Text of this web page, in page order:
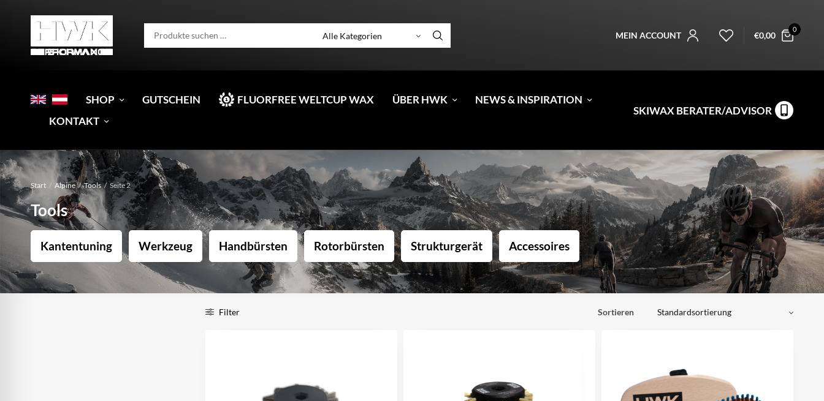
MEIN ACCOUNT €0,00
0
SHOP GUTSCHEIN FLUORFREE WELTCUP WAX ÜBER HWK
NEWS & INSPIRATION
KONTAKT
SKIWAX BERATER/ADVISOR
Start / Alpine / Tools / Seite 2
Tools
Kantentuning Werkzeug Handbürsten Rotorbürsten Strukturgerät Accessoires
Filter Sortieren